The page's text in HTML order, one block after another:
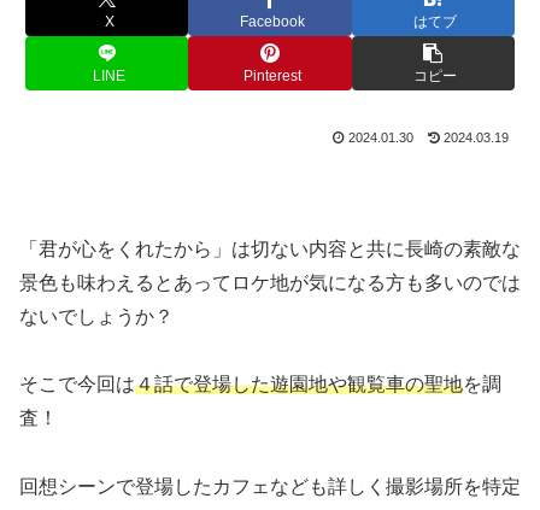
X Facebook はてブ
LINE Pinterest コピー
2024.01.30 2024.03.19
「君が心をくれたから」は切ない内容と共に長崎の素敵な
景色も味わえるとあってロケ地が気になる方も多いのでは
ないでしょうか？
そこで今回は４話で登場した遊園地や観覧車の聖地を調
査！
回想シーンで登場したカフェなども詳しく撮影場所を特定